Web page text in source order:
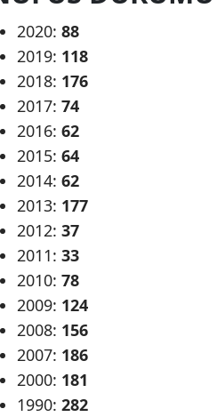
2020: 88
2019: 118
2018: 176
2017: 74
2016: 62
2015: 64
2014: 62
2013: 177
2012: 37
2011: 33
2010: 78
2009: 124
2008: 156
2007: 186
2000: 181
1990: 282